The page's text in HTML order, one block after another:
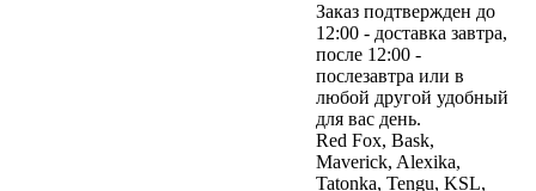
Заказ подтвержден до
12:00 - доставка завтра,
после 12:00 -
послезавтра или в
любой другой удобный
для вас день.
Red Fox, Bask,
Maverick, Alexika,
Tatonka, Tengu, KSL,